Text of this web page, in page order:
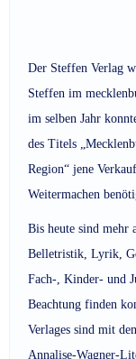
Der Steffen Verlag
Steffen im
im selben Jahr
des Titels
Region“ jene
Weitermachen
Bis heute sind mehr
Belletristik, Lyrik,
Fach-, Kinder- und
Beachtung finden
Verlages sind mit
Annalise-Wagner-